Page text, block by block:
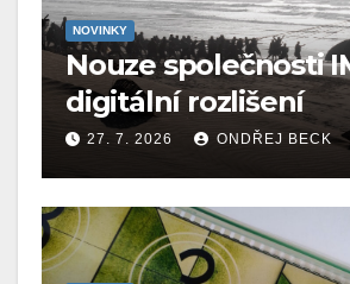
NOVINKY
Nouze společnosti
digitální rozlišení
27. 7. 2026 ONDŘEJ BECK